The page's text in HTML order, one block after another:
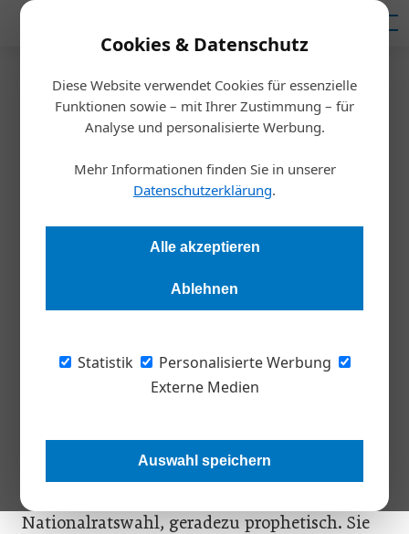
Cookies & Datenschutz
Diese Website verwendet Cookies für essenzielle
Funktionen sowie – mit Ihrer Zustimmung – für
Analyse und personalisierte Werbung.
Mehr Informationen finden Sie in unserer
Datenschutzerklärung.
Alle akzeptieren
Ablehnen
Statistik
Personalisierte Werbung
Externe Medien
Auswahl speichern
Startseite/Inspiration
Liebe Österreicher und -innen!
Redaktion 28.02.2018, 10:29 Uhr
Regina Maria Jankowitsch ist Executive Coach. Darüber
einen Namen gemacht. 7 Dinge können sich Unternehmer von
ihnen abschauen.
TEXTMARA LEICHT
zusammen. „Was können sich Politiker von
Managern abschauen?“ fragte ich sie. Ihre
Nationalratswahl, geradezu prophetisch. Sie